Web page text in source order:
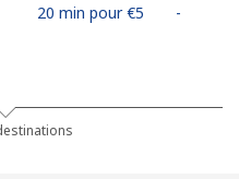
20 min pour ⁦€5⁩ -
23 min pour ⁦€5⁩